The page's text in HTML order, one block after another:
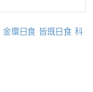
金環日食 皆既日食 科